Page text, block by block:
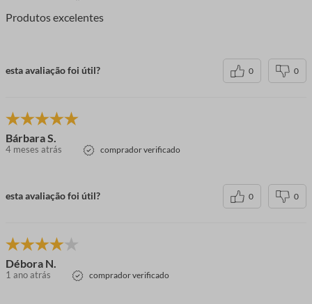
Produtos excelentes
esta avaliação foi útil? 0 0
Bárbara S.
4 meses atrás comprador verificado
esta avaliação foi útil? 0 0
Débora N.
1 ano atrás comprador verificado